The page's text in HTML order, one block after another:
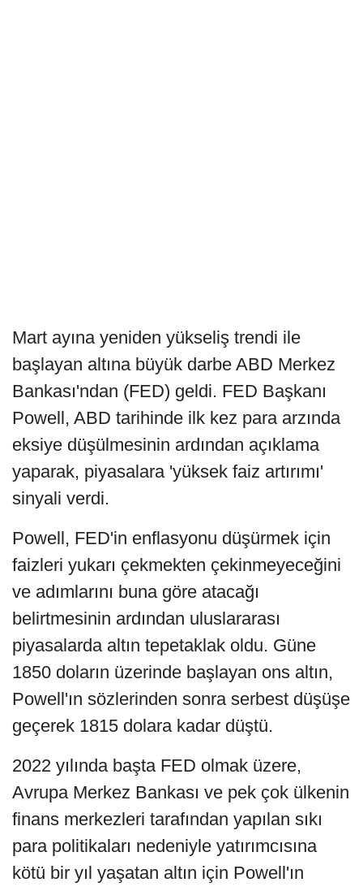
Mart ayına yeniden yükseliş trendi ile
başlayan altına büyük darbe ABD Merkez
Bankası'ndan (FED) geldi. FED Başkanı
Powell, ABD tarihinde ilk kez para arzında
eksiye düşülmesinin ardından açıklama
yaparak, piyasalara 'yüksek faiz artırımı'
sinyali verdi.
Powell, FED'in enflasyonu düşürmek için
faizleri yukarı çekmekten çekinmeyeceğini
ve adımlarını buna göre atacağı
belirtmesinin ardından uluslararası
piyasalarda altın tepetaklak oldu. Güne
1850 doların üzerinde başlayan ons altın,
Powell'ın sözlerinden sonra serbest düşüşe
geçerek 1815 dolara kadar düştü.
2022 yılında başta FED olmak üzere,
Avrupa Merkez Bankası ve pek çok ülkenin
finans merkezleri tarafından yapılan sıkı
para politikaları nedeniyle yatırımcısına
kötü bir yıl yaşatan altın için Powell'ın